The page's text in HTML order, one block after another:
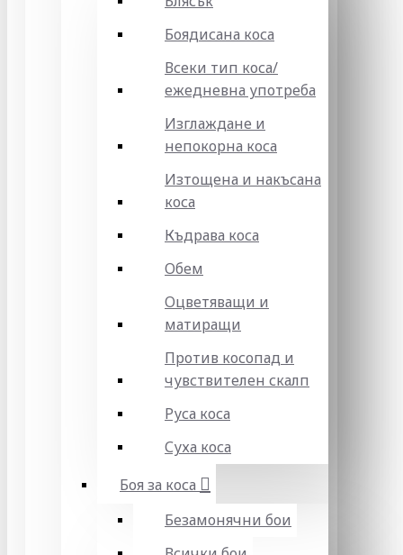
Боядисана коса
Всеки тип коса/
ежедневна употреба
Изглаждане и
непокорна коса
Изтощена и накъсана
коса
Къдрава коса
Обем
Оцветяващи и
матиращи
Против косопад и
чувствителен скалп
Руса коса
Суха коса
Боя за коса
Безамонячни бои